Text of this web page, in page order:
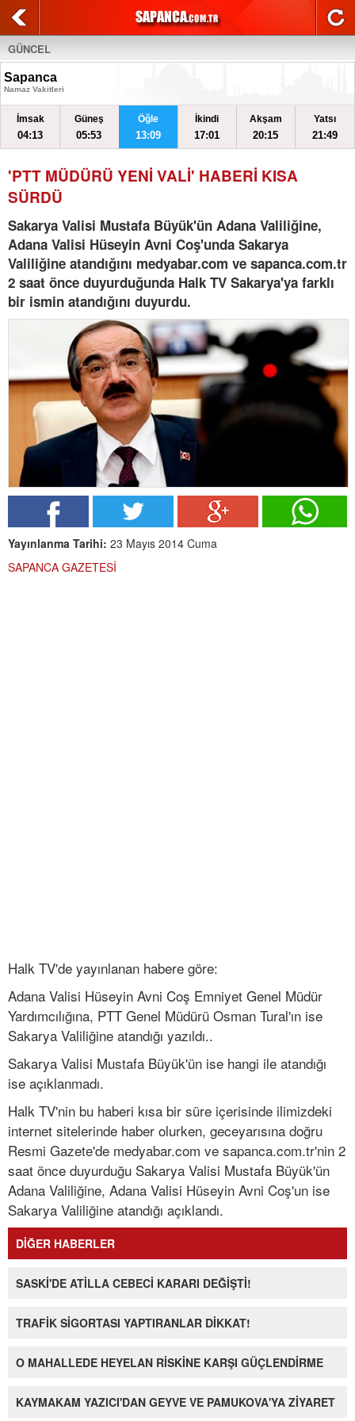
GÜNCEL
Sapanca
Namaz Vakitleri
İmsak
04:13
Güneş
05:53
Öğle
13:09
İkindi
17:01
Akşam
20:15
Yatsı
21:49
'PTT MÜDÜRÜ YENİ VALİ' HABERİ KISA
SÜRDÜ
Sakarya Valisi Mustafa Büyük'ün Adana Valiliğine,
Adana Valisi Hüseyin Avni Coş'unda Sakarya
Valiliğine atandığını medyabar.com ve sapanca.com.tr
2 saat önce duyurduğunda Halk TV Sakarya'ya farklı
bir ismin atandığını duyurdu.
Yayınlanma Tarihi: 23 Mayıs 2014 Cuma
SAPANCA GAZETESİ
Halk TV'de yayınlanan habere göre:
Adana Valisi Hüseyin Avni Coş Emniyet Genel Müdür
Yardımcılığına, PTT Genel Müdürü Osman Tural'ın ise
Sakarya Valiliğine atandığı yazıldı..
Sakarya Valisi Mustafa Büyük'ün ise hangi ile atandığı
ise açıklanmadı.
Halk TV'nin bu haberi kısa bir süre içerisinde ilimizdeki
internet sitelerinde haber olurken, geceyarısına doğru
Resmi Gazete'de medyabar.com ve sapanca.com.tr'nin 2
saat önce duyurduğu Sakarya Valisi Mustafa Büyük'ün
Adana Valiliğine, Adana Valisi Hüseyin Avni Coş'un ise
Sakarya Valiliğine atandığı açıklandı.
DİĞER HABERLER
SASKİ'DE ATİLLA CEBECİ KARARI DEĞİŞTİ!
TRAFİK SİGORTASI YAPTIRANLAR DİKKAT!
O MAHALLEDE HEYELAN RİSKİNE KARŞI GÜÇLENDİRME
KAYMAKAM YAZICI'DAN GEYVE VE PAMUKOVA'YA ZİYARET